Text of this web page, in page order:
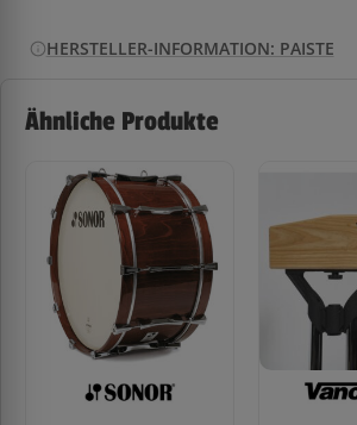
HERSTELLER-INFORMATION: PAISTE
Ähnliche Produkte